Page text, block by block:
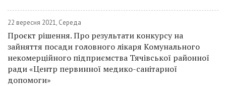
22 вересня 2021, Середа
Проєкт рішення. Про результати конкурсу на
зайняття посади головного лікаря Комунального
некомерційного підприємства Тячівської районної
ради «Центр первинної медико-санітарної
допомоги»